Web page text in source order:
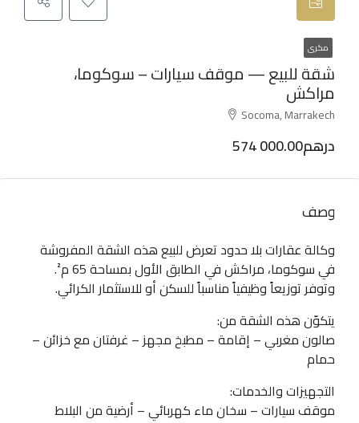
مكرى
شقة للبيع — موقف سيارات – سوكوما،
مراكش
Socoma, Marrakech
574 000.00درهم
وصف
وكالة عقارات بلا حدود تعرض للبيع هذه الشقة المفروشة
في سوكوما، مراكش في الطابق الأول بمساحة 65 م².
وتوفر توزيعاً وظيفياً مناسباً للسكن أو للاستثمار الكرائي.
يتكوّن هذه الشقة من:
صالون مغربي – إقامة – مطبخ مجهز – غرفتان مع خزائن –
حمام
التجهيزات والخدمات:
موقف سيارات – سخان ماء كهربائي – أرضية من البلاط